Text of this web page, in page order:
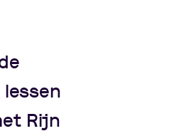
lessen
Rijn